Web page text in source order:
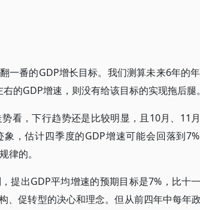
一番的GDP增长目标。我们测算未来6年的
的GDP增速，则没有给该目标的实现拖后腿。
看，下行趋势还是比较明显，且10月、11
，估计四季度的GDP增速可能会回落到
律的。
提出GDP平均增速的预期目标是7%，比十
、促转型的决心和理念。但从前四年中每年